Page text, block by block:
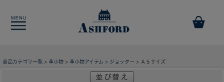
商品カテゴリ一覧 > 革小物 > 革小物アイテム > ジョッター > Ａ５サイズ
並び替え